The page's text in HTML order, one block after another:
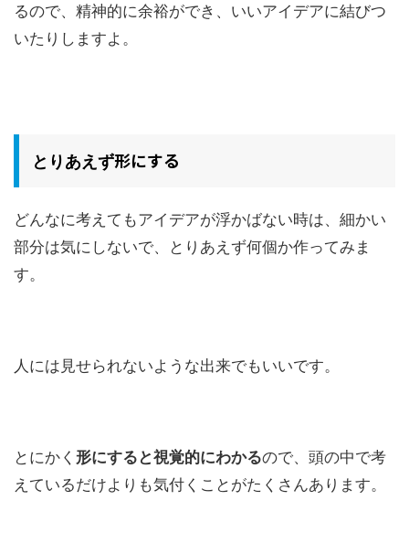
るので、精神的に余裕ができ、いいアイデアに結びつ
いたりしますよ。
とりあえず形にする
どんなに考えてもアイデアが浮かばない時は、細かい
部分は気にしないで、とりあえず何個か作ってみま
す。
人には見せられないような出来でもいいです。
とにかく 形にすると視覚的にわかるので、頭の中で考
えているだけよりも気付くことがたくさんあります。